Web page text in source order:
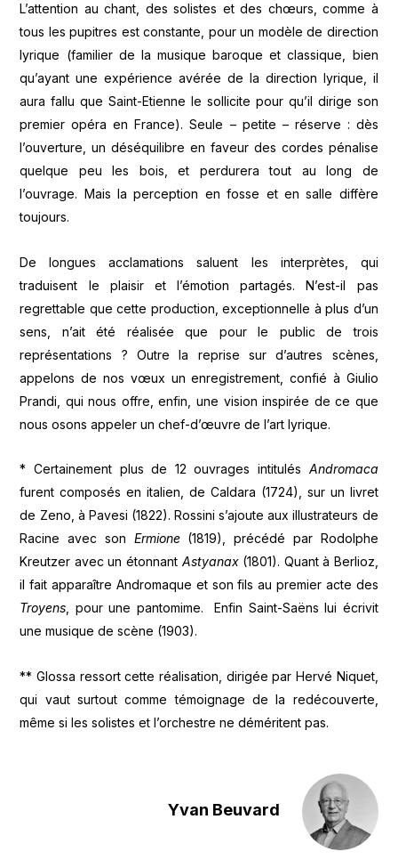
L’attention au chant, des solistes et des chœurs, comme à
tous les pupitres est constante, pour un modèle de direction
lyrique (familier de la musique baroque et classique, bien
qu’ayant une expérience avérée de la direction lyrique, il
aura fallu que Saint-Etienne le sollicite pour qu’il dirige son
premier opéra en France). Seule – petite – réserve : dès
l’ouverture, un déséquilibre en faveur des cordes pénalise
quelque peu les bois, et perdurera tout au long de
l’ouvrage. Mais la perception en fosse et en salle diffère
toujours.
De longues acclamations saluent les interprètes, qui
traduisent le plaisir et l’émotion partagés. N’est-il pas
regrettable que cette production, exceptionnelle à plus d’un
sens, n’ait été réalisée que pour le public de trois
représentations ? Outre la reprise sur d’autres scènes,
appelons de nos vœux un enregistrement, confié à Giulio
Prandi, qui nous offre, enfin, une vision inspirée de ce que
nous osons appeler un chef-d’œuvre de l’art lyrique.
* Certainement plus de 12 ouvrages intitulés Andromaca
furent composés en italien, de Caldara (1724), sur un livret
de Zeno, à Pavesi (1822). Rossini s’ajoute aux illustrateurs de
Racine avec son Ermione(1819), précédé par Rodolphe
Kreutzer avec un étonnant Astyanax(1801). Quant à Berlioz,
il fait apparaître Andromaque et son fils au premier acte des
Troyens , pour une pantomime. Enfin Saint-Saëns lui écrivit
une musique de scène (1903).
** Glossa ressort cette réalisation, dirigée par Hervé Niquet,
qui vaut surtout comme témoignage de la redécouverte,
même si les solistes et l’orchestre ne déméritent pas.
Yvan Beuvard